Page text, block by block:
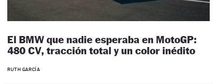
El BMW que nadie esperaba en MotoGP:
480 CV, tracción total y un color inédito
RUTH GARCÍA